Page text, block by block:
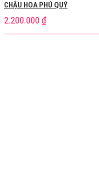
CHẬU HOA PHÚ QUÝ
2.200.000 ₫